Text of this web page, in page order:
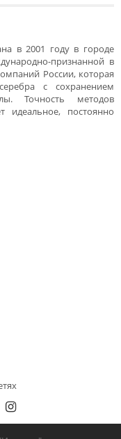
в 2001 году в городе
признанной в
России, которая
с сохранением
Точность методов
идеальное, постоянно